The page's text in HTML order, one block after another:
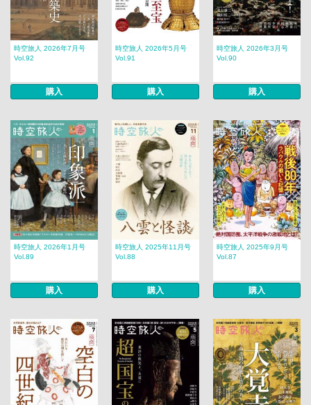
時空旅人 2026年7月号
Vol.92
購入
時空旅人 2026年5月号
Vol.91
購入
時空旅人 2026年3月号
Vol.90
購入
時空旅人 2026年1月号
Vol.89
購入
時空旅人 2025年11月号
Vol.88
購入
時空旅人 2025年9月号
Vol.87
購入